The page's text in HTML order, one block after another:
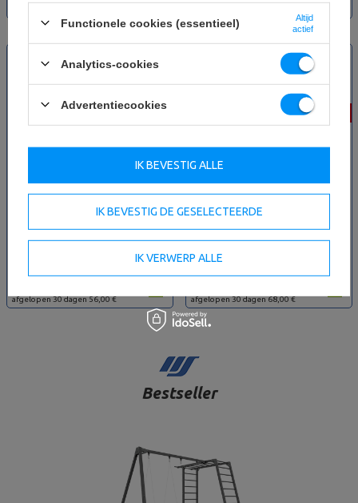
SPECIALE AANBIEDING
NIEUW
Wall Ball 4 kg – UpForm
afgelopen 30 dagen 56,00 €
62,36 €
53,01 €
SPECIALE AANBIEDING
NIEUW
Wall Ball 12 kg – UpForm
afgelopen 30 dagen 68,00 €
75,89 €
64,51 €
Bestseller
Functionele cookies (essentieel)
Altijd
actief
Analytics-cookies
Advertentiecookies
IK BEVESTIG DE GESELECTEERDE
IK VERWERP ALLE
IK BEVESTIG ALLE